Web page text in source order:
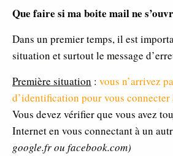
Que faire si ma boite mail ne
Dans un premier temps, il est
situation et surtout le message
Première situation : vous n’arrivez
d’identification pour vous connecter
Vous devez vérifier que vous avez
Internet en vous connectant à un
google.fr ou facebook.com)